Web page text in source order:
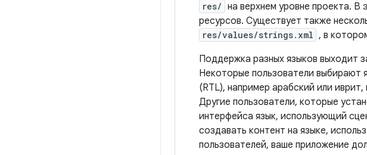
res/ на верхнем уровне проекта. В
ресурсов. Существует также
res/values/strings.xml , в
Поддержка разных языков выходит
Некоторые пользователи выбирают
(RTL), например арабский или
Другие пользователи, которые
интерфейса язык, использующий
создавать контент на языке,
пользователей, ваше приложение